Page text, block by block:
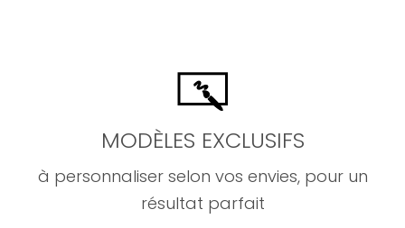
MODÈLES EXCLUSIFS
à personnaliser selon vos envies, pour un
résultat parfait